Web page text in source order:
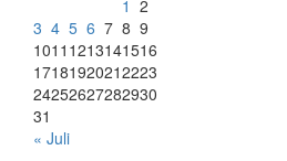
1 2
3 4 5 6 7 8 9
1011 1213141516
17181920212223
24252627282930
31
« Juli